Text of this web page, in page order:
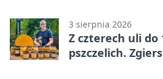
3 sierpnia 2026
Z czterech uli do
pszczelich.